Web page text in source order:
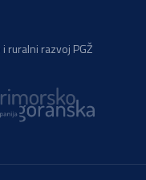
ruralni razvoj PGŽ